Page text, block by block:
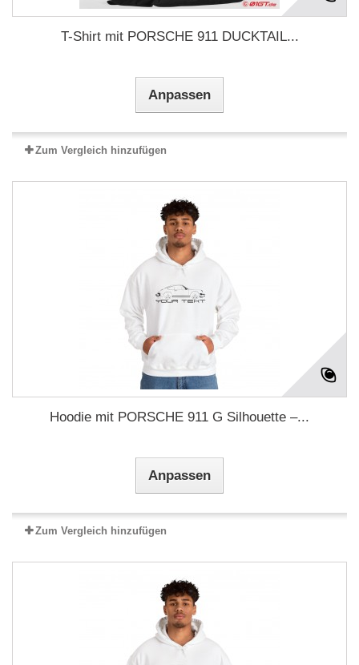
T-Shirt mit PORSCHE 911 DUCKTAIL...
Anpassen
Zum Vergleich hinzufügen
Hoodie mit PORSCHE 911 G Silhouette –...
Anpassen
Zum Vergleich hinzufügen